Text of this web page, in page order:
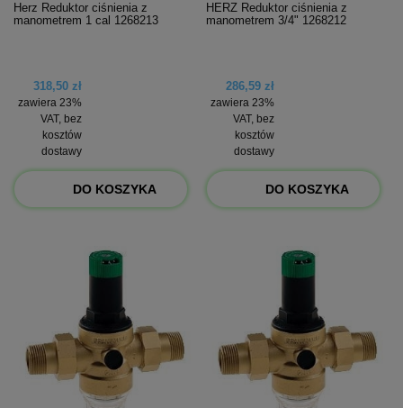
Herz Reduktor ciśnienia z
manometrem 1 cal 1268213
318,50 zł
zawiera 23%
VAT, bez
kosztów
dostawy
DO KOSZYKA
HERZ Reduktor ciśnienia z
manometrem 3/4" 1268212
286,59 zł
zawiera 23%
VAT, bez
kosztów
dostawy
DO KOSZYKA